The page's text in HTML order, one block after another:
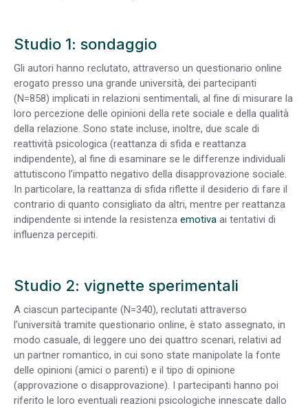
Studio 1: sondaggio
Gli autori hanno reclutato, attraverso un questionario online
erogato presso una grande università, dei partecipanti
(N=858) implicati in relazioni sentimentali, al fine di misurare la
loro percezione delle opinioni della rete sociale e della qualità
della relazione. Sono state incluse, inoltre, due scale di
reattività psicologica (reattanza di sfida e reattanza
indipendente), al fine di esaminare se le differenze individuali
attutiscono l’impatto negativo della disapprovazione sociale.
In particolare, la reattanza di sfida riflette il desiderio di fare il
contrario di quanto consigliato da altri, mentre per reattanza
indipendente si intende la resistenza emotiva ai tentativi di
influenza percepiti.
Studio 2: vignette sperimentali
A ciascun partecipante (N=340), reclutati attraverso
l’università tramite questionario online, è stato assegnato, in
modo casuale, di leggere uno dei quattro scenari, relativi ad
un partner romantico, in cui sono state manipolate la fonte
delle opinioni (amici o parenti) e il tipo di opinione
(approvazione o disapprovazione). I partecipanti hanno poi
riferito le loro eventuali reazioni psicologiche innescate dallo